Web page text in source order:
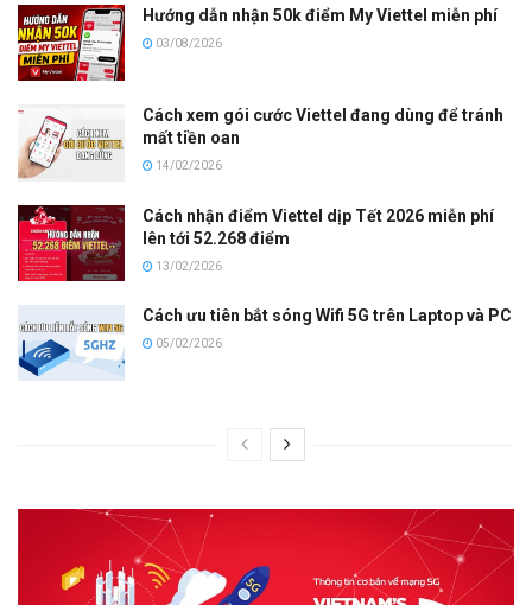
Hướng dẫn nhận 50k điểm My Viettel miễn phí
03/08/2026
Cách xem gói cước Viettel đang dùng để tránh
mất tiền oan
14/02/2026
Cách nhận điểm Viettel dịp Tết 2026 miễn phí
lên tới 52.268 điểm
13/02/2026
Cách ưu tiên bắt sóng Wifi 5G trên Laptop và PC
05/02/2026